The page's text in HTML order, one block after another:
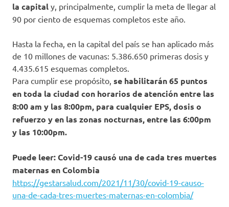
la capital y, principalmente, cumplir la meta de llegar al
90 por ciento de esquemas completos este año.
Hasta la fecha, en la capital del país se han aplicado más
de 10 millones de vacunas: 5.386.650 primeras dosis y
4.435.615 esquemas completos.
Para cumplir ese propósito, se habilitarán 65 puntos
en toda la ciudad con horarios de atención entre las
8:00 am y las 8:00pm, para cualquier EPS, dosis o
refuerzo y en las zonas nocturnas, entre las 6:00pm
y las 10:00pm.
Puede leer: Covid-19 causó una de cada tres muertes
maternas en Colombia
https://gestarsalud.com/2021/11/30/covid-19-causo-
una-de-cada-tres-muertes-maternas-en-colombia/